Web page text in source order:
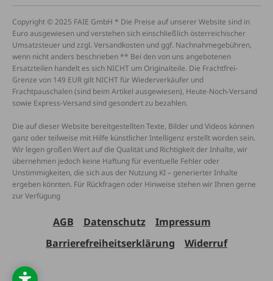
Copyright © 2025 FAIE GmbH * Die Preise auf unserer Website sind in
Euro ausgewiesen und verstehen sich einschließlich österreichischer
Umsatzsteuer und zzgl. Versandkosten und ggf. Nachnahmegebühren,
wenn nicht anders beschrieben ** Bei den von uns angebotenen
Ersatzteilen handelt es sich NICHT um Originalteile. Die Frachtfrei-
Grenze von 149 EUR gilt NICHT für Wiederverkäufer und
Frachtpauschalen (sind beim Artikel ausgewiesen), Heute-Noch-Versand
sowie Express-Versand sind gesondert zu bezahlen.
Die auf dieser Website bereitgestellten Texte, Bilder und Videos können
ganz oder teilweise mit Hilfe künstlicher Intelligenz erstellt worden sein.
Wir legen großen Wert auf die Qualität und Richtigkeit der Inhalte, wir
übernehmen jedoch keine Haftung für eventuelle Fehler oder
Unstimmigkeiten, die sich aus der Nutzung KI – generierter Inhalte
ergeben könnten. Für Rückfragen oder Hinweise stehen wir Ihnen gerne
zur Verfügung
AGB Datenschutz
Impressum
Barrierefreiheitserklärung
Widerruf